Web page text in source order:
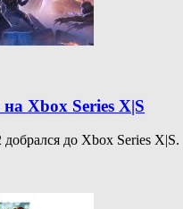
Xbox Series X|S
до Xbox Series